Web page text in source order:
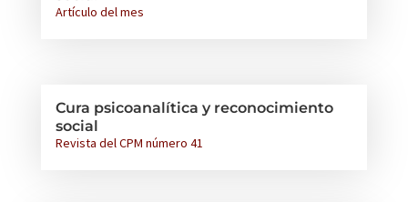
Artículo del mes
Cura psicoanalítica y reconocimiento
social
Revista del CPM número 41